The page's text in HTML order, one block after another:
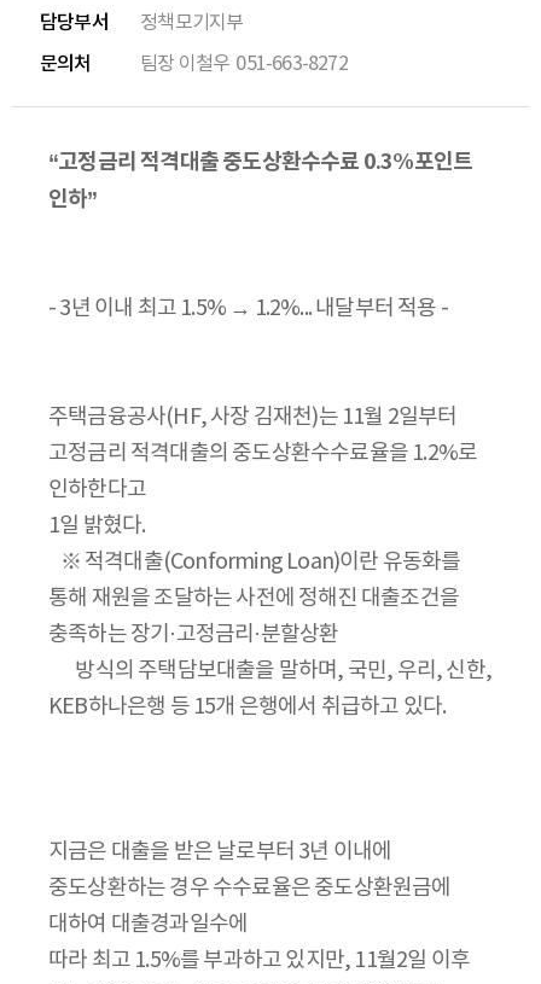
담당부서
정책모기지부
문의처
팀장 이철우 051-663-8272
“고정금리 적격대출 중도상환수수료 0.3%포인트
인하”
- 3년 이내 최고 1.5% → 1.2%... 내달부터 적용 -
주택금융공사(HF, 사장 김재천)는 11월 2일부터
고정금리 적격대출의 중도상환수수료율을 1.2%로
인하한다고
1일 밝혔다.
※ 적격대출(Conforming Loan)이란 유동화를
통해 재원을 조달하는 사전에 정해진 대출조건을
충족하는 장기·고정금리·분할상환
방식의 주택담보대출을 말하며, 국민, 우리, 신한,
KEB하나은행 등 15개 은행에서 취급하고 있다.
지금은 대출을 받은 날로부터 3년 이내에
중도상환하는 경우 수수료율은 중도상환원금에
대하여 대출경과일수에
따라 최고 1.5%를 부과하고 있지만, 11월2일 이후